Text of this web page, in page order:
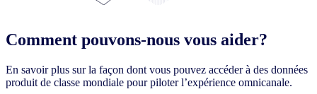
Comment pouvons-nous vous aider?
En savoir plus sur la façon dont vous pouvez accéder à des données
produit de classe mondiale pour piloter l’expérience omnicanale.